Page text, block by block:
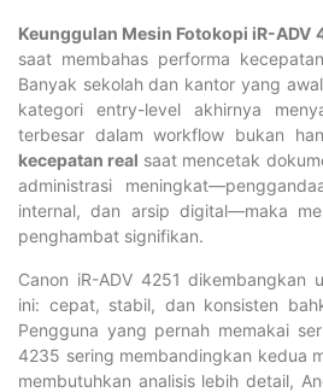
Keunggulan Mesin Fotokopi iR-ADV
saat membahas performa
Banyak sekolah dan kantor yang
kategori entry-level akhirnya
terbesar dalam workflow bukan
kecepatan real saat mencetak
administrasi
internal, dan arsip digital—maka
penghambat signifikan.
Canon iR-ADV 4251 dikembangkan
ini: cepat, stabil, dan konsisten
Pengguna yang pernah memakai
4235 sering membandingkan kedua
membutuhkan analisis lebih detail,